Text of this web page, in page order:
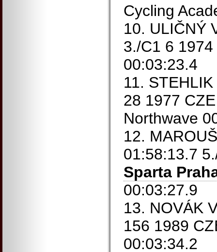
Cycling
10. ULIČNÝ
3./C1 6
00:03:23.4
11.
28 1977
Northwave
12.
01:58:13.7
Sparta
00:03:27.9
13. NOVÁK
156 1989
00:03:34.2